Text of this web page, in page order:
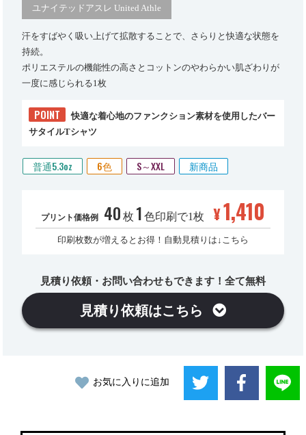
ユナイテッドアスレ United Athle
汗をすばやく吸い上げて拡散することで、さらりと快適な状態を
持続。
ポリエステルの機能性の高さとコットンのやわらかい肌ざわりが
一度に感じられる1枚
POINT
快適な着心地のファンクション素材を使用したバー
サタイルTシャツ
普通5.3oz 6色 S～XXL 新商品
プリント価格例 40 枚 1 色印刷で1枚 ¥1,410
印刷枚数が増えるとお得！自動見積りは↓こちら
見積り依頼・お問い合わせもできます！全て無料
見積り依頼はこちら
お気に入りに追加